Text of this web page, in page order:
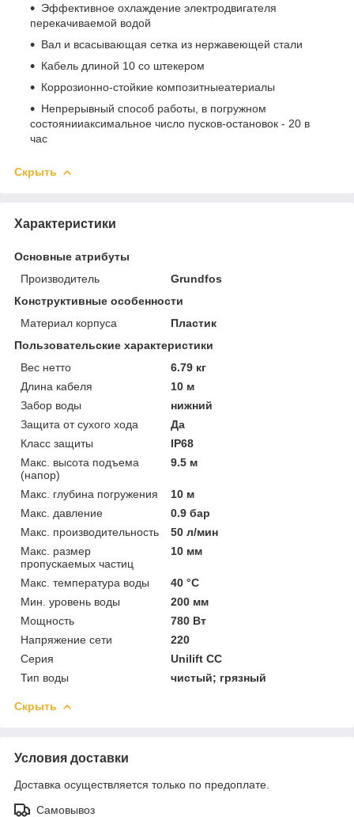
Эффективное охлаждение электродвигателя
перекачиваемой водой
Вал и всасывающая сетка из нержавеющей стали
Кабель длиной 10 со штекером
Коррозионно-стойкие композитныеатериалы
Непрерывный способ работы, в погружном
состоянииаксимальное число пусков-остановок - 20 в
час
Скрыть
Характеристики
Основные атрибуты
Производитель
Grundfos
Конструктивные особенности
Материал корпуса
Пластик
Пользовательские характеристики
Вес нетто
6.79 кг
Длина кабеля
10 м
Забор воды
нижний
Защита от сухого хода
Да
Класс защиты
IP68
Макс. высота подъема
(напор)
9.5 м
Макс. глубина погружения
10 м
Макс. давление
0.9 бар
Макс. производительность
50 л/мин
Макс. размер
пропускаемых частиц
10 мм
Макс. температура воды
40 °C
Мин. уровень воды
200 мм
Мощность
780 Вт
Напряжение сети
220
Серия
Unilift CC
Тип воды
чистый; грязный
Скрыть
Условия доставки
Доставка осуществляется только по предоплате.
Самовывоз